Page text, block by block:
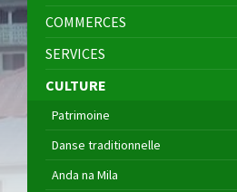
COMMERCES
SERVICES
CULTURE
Patrimoine
Danse traditionnelle
Anda na Mila